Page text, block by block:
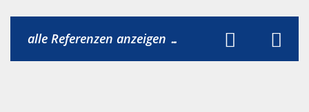
alle Referenzen anzeigen …